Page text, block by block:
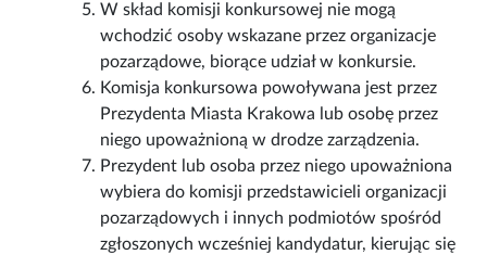
W skład komisji konkursowej nie mogą
wchodzić osoby wskazane przez organizacje
pozarządowe, biorące udział w konkursie.
Komisja konkursowa powoływana jest przez
Prezydenta Miasta Krakowa lub osobę przez
niego upoważnioną w drodze zarządzenia.
Prezydent lub osoba przez niego upoważniona
wybiera do komisji przedstawicieli organizacji
pozarządowych i innych podmiotów spośród
zgłoszonych wcześniej kandydatur, kierując się